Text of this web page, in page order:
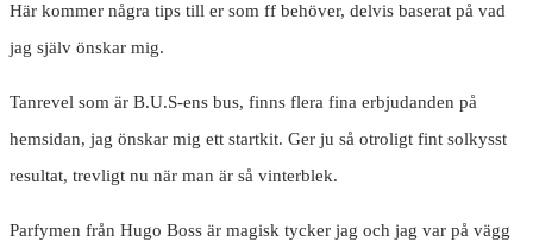
Här kommer några tips till er som ff behöver, delvis baserat på vad
jag själv önskar mig.
Tanrevel som är B.U.S-ens bus, finns flera fina erbjudanden på
hemsidan, jag önskar mig ett startkit. Ger ju så otroligt fint solkysst
resultat, trevligt nu när man är så vinterblek.
Parfymen från Hugo Boss är magisk tycker jag och jag var på vägg